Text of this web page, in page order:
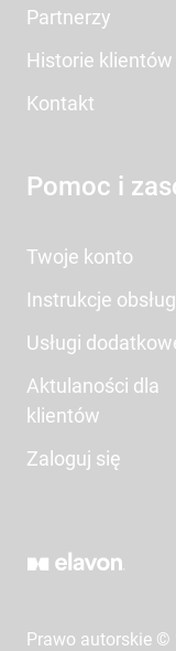
Partnerzy
Historie klientów
Kontakt
Pomoc i
Twoje konto
Instrukcje
Usługi
Aktulaności dla
klientów
Zaloguj się
Prawo autorskie ©